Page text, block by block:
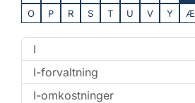
O
P R S T U V Y Æ
I
I-forvaltning
I-omkostninger